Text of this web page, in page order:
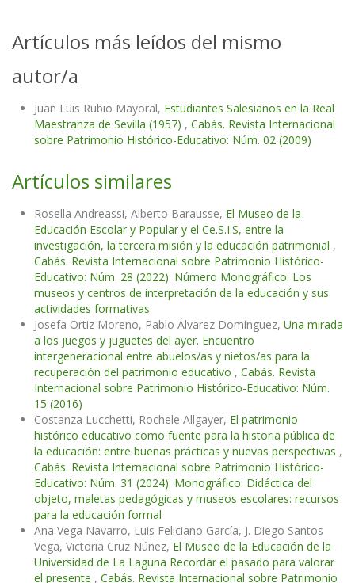
Artículos más leídos del mismo
autor/a
Juan Luis Rubio Mayoral, Estudiantes Salesianos en la Real
Maestranza de Sevilla (1957) , Cabás. Revista Internacional
sobre Patrimonio Histórico-Educativo: Núm. 02 (2009)
Artículos similares
Rosella Andreassi, Alberto Barausse, El Museo de la
Educación Escolar y Popular y el Ce.S.I.S, entre la
investigación, la tercera misión y la educación patrimonial ,
Cabás. Revista Internacional sobre Patrimonio Histórico-
Educativo: Núm. 28 (2022): Número Monográfico: Los
museos y centros de interpretación de la educación y sus
actividades formativas
Josefa Ortiz Moreno, Pablo Álvarez Domínguez, Una mirada
a los juegos y juguetes del ayer. Encuentro
intergeneracional entre abuelos/as y nietos/as para la
recuperación del patrimonio educativo , Cabás. Revista
Internacional sobre Patrimonio Histórico-Educativo: Núm.
15 (2016)
Costanza Lucchetti, Rochele Allgayer, El patrimonio
histórico educativo como fuente para la historia pública de
la educación: entre buenas prácticas y nuevas perspectivas ,
Cabás. Revista Internacional sobre Patrimonio Histórico-
Educativo: Núm. 31 (2024): Monográfico: Didáctica del
objeto, maletas pedagógicas y museos escolares: recursos
para la educación formal
Ana Vega Navarro, Luis Feliciano García, J. Diego Santos
Vega, Victoria Cruz Núñez, El Museo de la Educación de la
Universidad de La Laguna Recordar el pasado para valorar
el presente , Cabás. Revista Internacional sobre Patrimonio